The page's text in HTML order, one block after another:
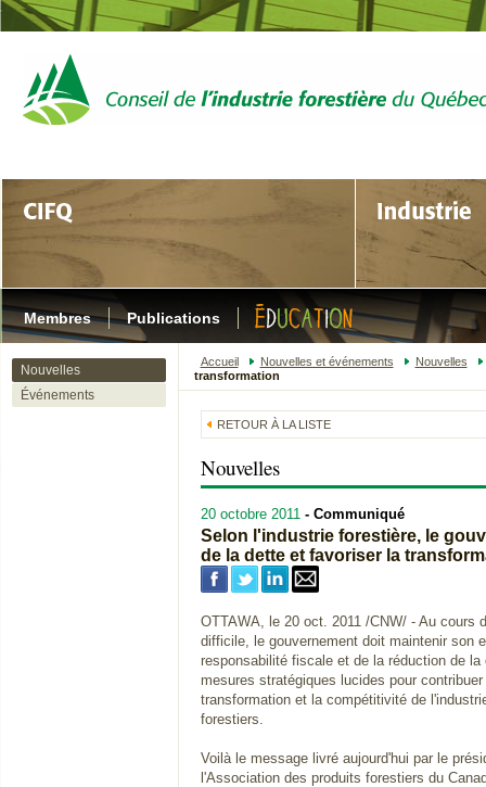
Membres Publications
Nouvelles
Événements
Accueil Nouvelles et événements
Nouvelles
transformation
RETOUR À LA LISTE
Nouvelles
20 octobre 2011 - Communiqué
Selon l'industrie forestière, le
de la dette et favoriser la
OTTAWA, le 20 oct. 2011 /CNW/ - Au cours
difficile, le gouvernement doit maintenir son
responsabilité fiscale et de la réduction de
mesures stratégiques lucides pour
transformation et la compétitivité de
forestiers.
Voilà le message livré aujourd'hui par le
l'Association des produits forestiers du